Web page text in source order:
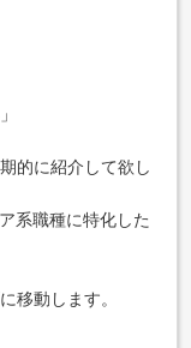
的に紹介して欲し
系職種に特化した
移動します。